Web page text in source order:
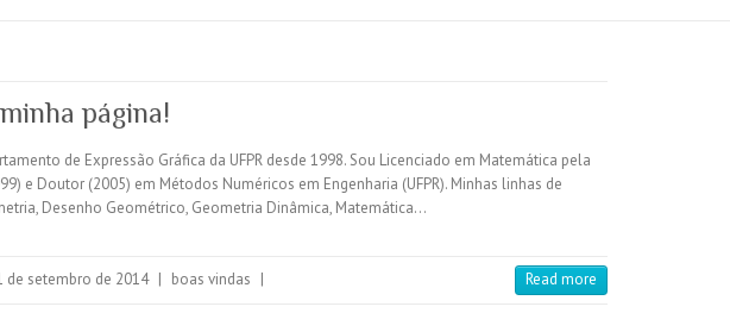
página!
de Expressão Gráfica da UFPR desde 1998. Sou Licenciado em Matemática pela
e Doutor (2005) em Métodos Numéricos em Engenharia (UFPR). Minhas linhas de
Desenho Geométrico, Geometria Dinâmica, Matemática…
de setembro de 2014 | boas vindas | Read more